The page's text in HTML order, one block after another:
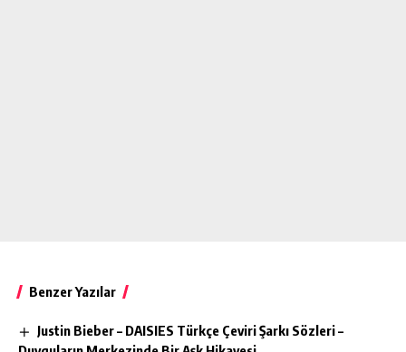
Benzer Yazılar
Justin Bieber – DAISIES Türkçe Çeviri Şarkı Sözleri –